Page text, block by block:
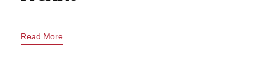
Read More